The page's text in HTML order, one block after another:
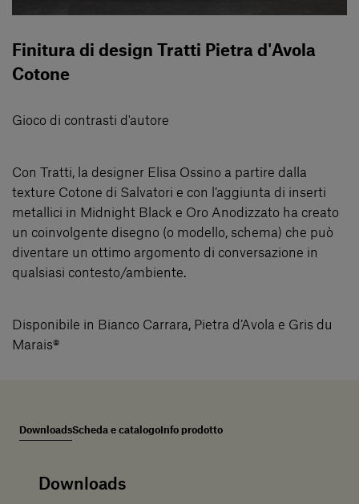
Finitura di design Tratti Pietra d'Avola
Cotone
Gioco di contrasti d'autore
Con Tratti, la designer Elisa Ossino a partire dalla
texture Cotone di Salvatori e con l’aggiunta di inserti
metallici in Midnight Black e Oro Anodizzato ha creato
un coinvolgente disegno (o modello, schema) che può
diventare un ottimo argomento di conversazione in
qualsiasi contesto/ambiente.
Disponibile in Bianco Carrara, Pietra d’Avola e Gris du
Marais®
DownloadsScheda e catalogo Info prodotto
Downloads